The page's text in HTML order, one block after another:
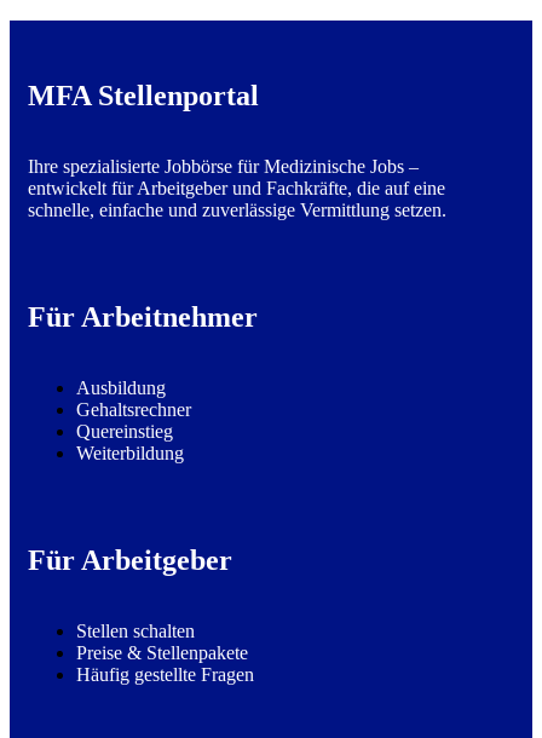
MFA Stellenportal
Ihre spezialisierte Jobbörse für Medizinische Jobs –
entwickelt für Arbeitgeber und Fachkräfte, die auf eine
schnelle, einfache und zuverlässige Vermittlung setzen.
Für Arbeitnehmer
Ausbildung
Gehaltsrechner
Quereinstieg
Weiterbildung
Für Arbeitgeber
Stellen schalten
Preise & Stellenpakete
Häufig gestellte Fragen